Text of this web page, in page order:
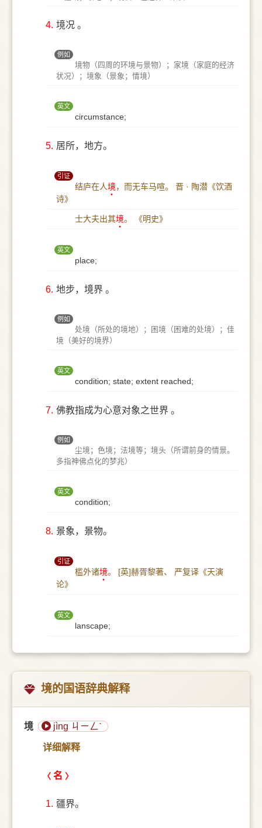
4. 境况 。
例如
境物（四周的环境与景物）；家境（家庭的经济
状况）；境象（景象；情境）
英文
circumstance;
5. 居所，地方。
引证
结庐在人境，而无车马喧。 晋 · 陶潜《饮酒
诗》
士大夫出其境。 《明史》
英文
place;
6. 地步，境界 。
例如
处境（所处的境地）；困境（困难的处境）；佳
境（美好的境界）
英文
condition; state; extent reached;
7. 佛教指成为心意对象之世界 。
例如
尘境；色境；法境等；境头（所谓前身的情景。
多指神佛点化的梦兆）
英文
condition;
8. 景象，景物。
引证
槛外诸境。 [英]赫胥黎著、 严复译《天演
论》
英文
lanscape;
境的国语辞典解释
境 jìng ㄐㄧㄥˋ
详细解释
名
1. 疆界。